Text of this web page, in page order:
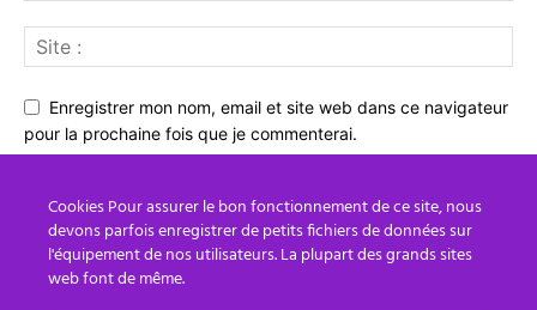
Enregistrer mon nom, email et site web dans ce navigateur
pour la prochaine fois que je commenterai.
Cookies Pour assurer le bon fonctionnement de ce site, nous
devons parfois enregistrer de petits fichiers de données sur
l'équipement de nos utilisateurs. La plupart des grands sites
web font de même.